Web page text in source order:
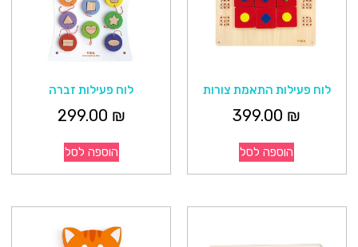
לוח פעילות התאמת צורות
399.00 ₪
הוספה לסל
לוח פעילות זברה
299.00 ₪
הוספה לסל